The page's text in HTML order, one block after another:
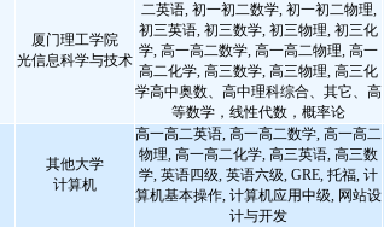
厦门理工学院
光信息科学与技术
二英语, 初一初二数学, 初一初二物理,
初三英语, 初三数学, 初三物理, 初三化
学, 高一高二数学, 高一高二物理, 高一
高二化学, 高三数学, 高三物理, 高三化
学高中奥数、高中理科综合、其它、高
等数学，线性代数，概率论
其他大学
计算机
高一高二英语, 高一高二数学, 高一高二
物理, 高一高二化学, 高三英语, 高三数
学, 英语四级, 英语六级, GRE, 托福, 计
算机基本操作, 计算机应用中级, 网站设
计与开发